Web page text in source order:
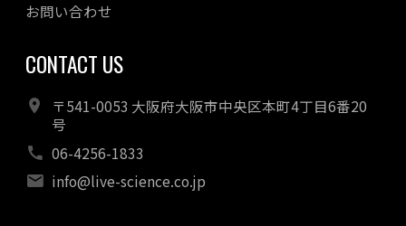
お問い合わせ
CONTACT US
〒541-0053 大阪府大阪市中央区本町4丁目6番20
号
06-4256-1833
info@live-science.co.jp